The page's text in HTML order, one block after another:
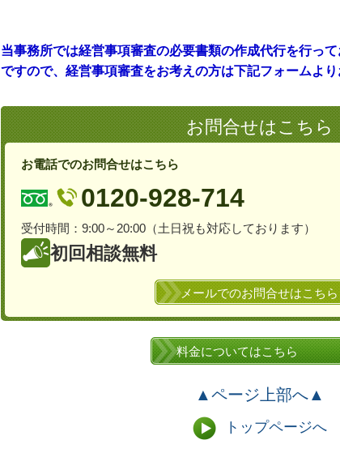
当事務所では経営事項審査の必要書類の作成代行を行っ
ですので、経営事項審査をお考えの方は下記フォームよ
お問合せはこちら
お電話でのお問合せはこちら
0120-928-714
受付時間：9:00～20:00（土日祝も対応しております）
初回相談無料
メールでのお問合せはこちら
料金についてはこちら
▲ページ上部へ▲
トップページへ